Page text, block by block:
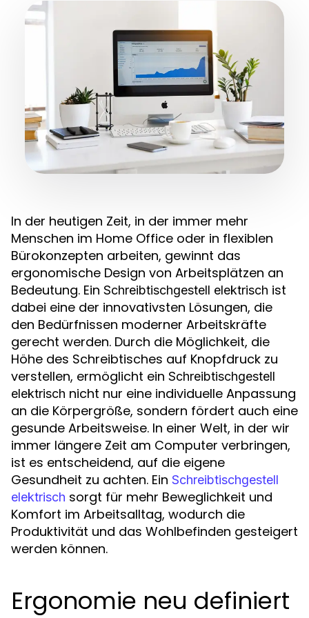
In der heutigen Zeit, in der immer mehr
Menschen im Home Office oder in flexiblen
Bürokonzepten arbeiten, gewinnt das
ergonomische Design von Arbeitsplätzen an
Bedeutung. Ein Schreibtischgestell elektrisch ist
dabei eine der innovativsten Lösungen, die
den Bedürfnissen moderner Arbeitskräfte
gerecht werden. Durch die Möglichkeit, die
Höhe des Schreibtisches auf Knopfdruck zu
verstellen, ermöglicht ein Schreibtischgestell
elektrisch nicht nur eine individuelle Anpassung
an die Körpergröße, sondern fördert auch eine
gesunde Arbeitsweise. In einer Welt, in der wir
immer längere Zeit am Computer verbringen,
ist es entscheidend, auf die eigene
Gesundheit zu achten. Ein Schreibtischgestell
elektrisch sorgt für mehr Beweglichkeit und
Komfort im Arbeitsalltag, wodurch die
Produktivität und das Wohlbefinden gesteigert
werden können.
Ergonomie neu definiert